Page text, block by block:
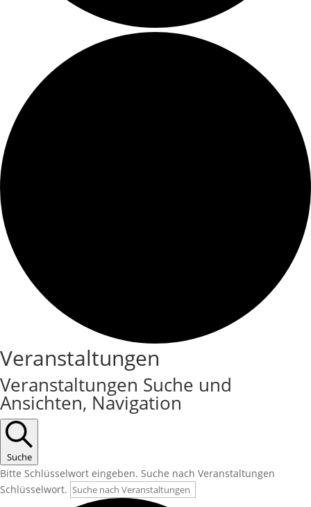
Veranstaltungen
Veranstaltungen
Veranstaltungen Suche und
Ansichten, Navigation
Suche
Bitte Schlüsselwort eingeben. Suche nach Veranstaltungen
Schlüsselwort.